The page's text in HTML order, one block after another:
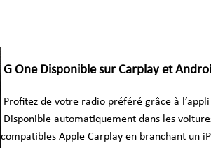
G One Disponible sur Carplay et
Profitez de votre radio préféré grâce à l’appli
Disponible automatiquement dans les
compatibles Apple Carplay en branchant un